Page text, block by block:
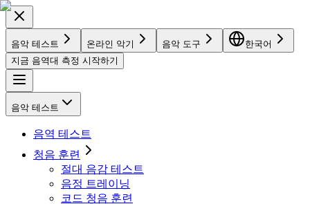
음악 테스트 온라인 악기 음악 도구
한국어
지금 음역대 측정 시작하기
음악 테스트
음역 테스트
청음 훈련
절대 음감 테스트
음정 트레이닝
코드 청음 훈련